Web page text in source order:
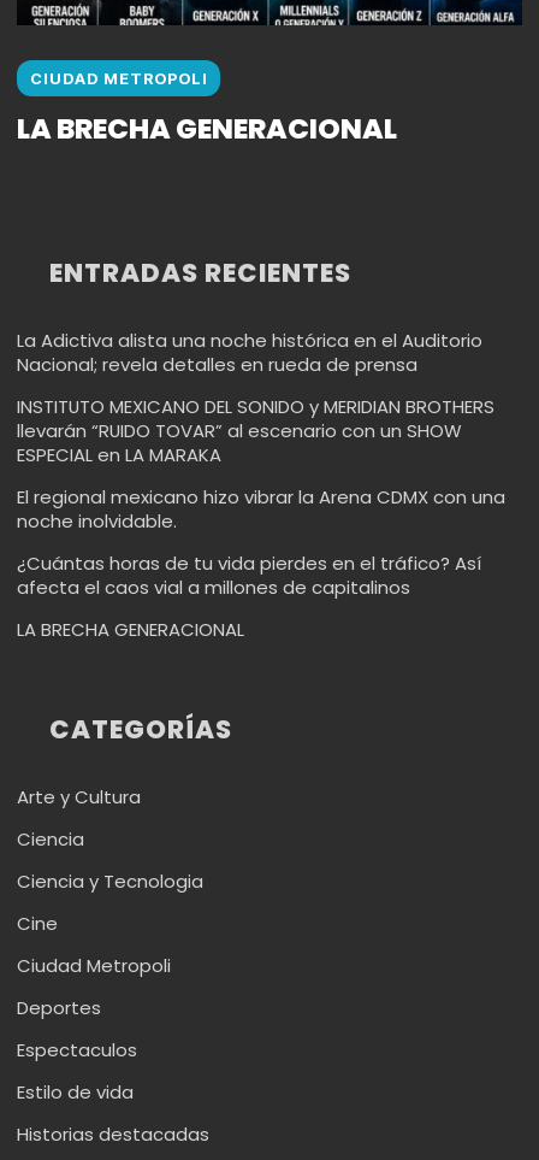
CIUDAD METROPOLI
LA BRECHA GENERACIONAL
ENTRADAS RECIENTES
La Adictiva alista una noche histórica en el Auditorio
Nacional; revela detalles en rueda de prensa
INSTITUTO MEXICANO DEL SONIDO y MERIDIAN BROTHERS
llevarán “RUIDO TOVAR” al escenario con un SHOW
ESPECIAL en LA MARAKA
El regional mexicano hizo vibrar la Arena CDMX con una
noche inolvidable.
¿Cuántas horas de tu vida pierdes en el tráfico? Así
afecta el caos vial a millones de capitalinos
LA BRECHA GENERACIONAL
CATEGORÍAS
Arte y Cultura
Ciencia
Ciencia y Tecnologia
Cine
Ciudad Metropoli
Deportes
Espectaculos
Estilo de vida
Historias destacadas